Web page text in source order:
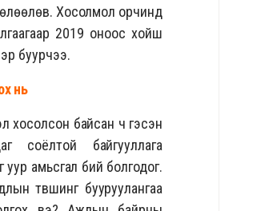
Хосолмол орчинд
2019 оноос хойш
буурчээ.
нь
хосолсон байсан ч гэсэн
соёлтой байгууллага
амьсгал бий болгодог.
түвшинг бууруулангаа